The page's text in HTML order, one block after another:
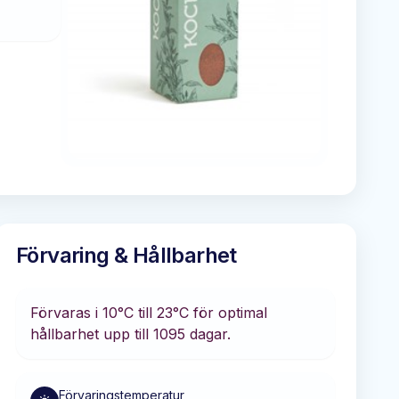
Förvaring & Hållbarhet
Förvaras i 10°C till 23°C för optimal
hållbarhet upp till 1095 dagar.
Förvaringstemperatur